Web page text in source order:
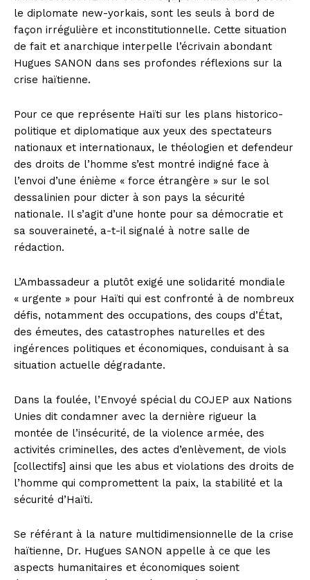
le diplomate new-yorkais, sont les seuls à bord de
façon irrégulière et inconstitutionnelle. Cette situation
de fait et anarchique interpelle l’écrivain abondant
Hugues SANON dans ses profondes réflexions sur la
crise haïtienne.
Pour ce que représente Haïti sur les plans historico-
politique et diplomatique aux yeux des spectateurs
nationaux et internationaux, le théologien et defendeur
des droits de l’homme s’est montré indigné face à
l’envoi d’une énième « force étrangère » sur le sol
dessalinien pour dicter à son pays la sécurité
nationale. Il s’agit d’une honte pour sa démocratie et
sa souveraineté, a-t-il signalé à notre salle de
rédaction.
L’Ambassadeur a plutôt exigé une solidarité mondiale
« urgente » pour Haïti qui est confronté à de nombreux
défis, notamment des occupations, des coups d’État,
des émeutes, des catastrophes naturelles et des
ingérences politiques et économiques, conduisant à sa
situation actuelle dégradante.
Dans la foulée, l’Envoyé spécial du COJEP aux Nations
Unies dit condamner avec la dernière rigueur la
montée de l’insécurité, de la violence armée, des
activités criminelles, des actes d’enlèvement, de viols
[collectifs] ainsi que les abus et violations des droits de
l’homme qui compromettent la paix, la stabilité et la
sécurité d’Haïti.
Se référant à la nature multidimensionnelle de la crise
haïtienne, Dr. Hugues SANON appelle à ce que les
aspects humanitaires et économiques soient